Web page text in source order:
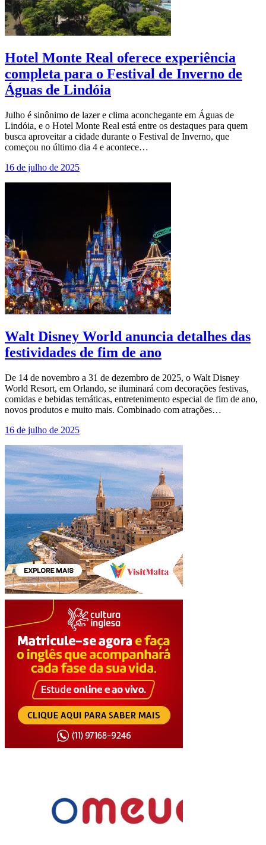
Hotel Monte Real oferece experiência
completa para o Festival de Inverno de
Águas de Lindóia
Julho é sinônimo de lazer e clima aconchegante em Águas de
Lindóia, e o Hotel Monte Real está entre os destaques para quem
busca aproveitar a cidade durante o Festival de Inverno, que
começou no último dia 4 e acontece…
16 de julho de 2025
Walt Disney World anuncia detalhes das
festividades de fim de ano
De 14 de novembro a 31 de dezembro de 2025, o Walt Disney
World Resort, em Orlando, se iluminará com decorações festivas,
comidas e bebidas temáticas, entretenimento especial de fim de ano,
novos produtos e muito mais. Combinado com atrações…
16 de julho de 2025